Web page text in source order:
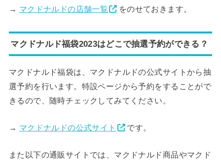
→ マクドナルドの店舗一覧 をのせておきます。
マクドナルド福袋2023はどこで抽選予約ができる？
マクドナルド福袋は、マクドナルドの公式サイトから抽
選予約を行います。特設ページから予約をすることがで
きるので、随時チェックしてみてください。
→ マクドナルドの公式サイト です。
また以下の通販サイトでは、マクドナルド商品やマクド